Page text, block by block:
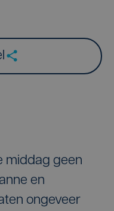
middag geen
en
ongeveer